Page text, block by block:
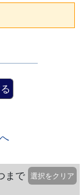
まで
選択をクリア